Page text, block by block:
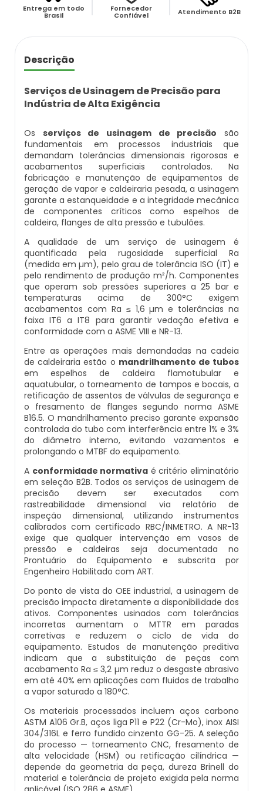
Caldeira Flamotubular Venda
Caldeira Flamotubular Vertical
Caldeira Fogotubular
Caldeira Fogotubular Horizontal
Caldeira Fogotubular Vertical
Caldeira Horizontal
Caldeira Industrial
Caldeira Industrial A Gás
Caldeira Industrial A Lenha
Caldeira Industrial Preço
Caldeira Vertical
Industrial
Caldeiraria E Montagem Industrial
Caldeiraria Industrial
Caldeiraria Pesada
Caldeiras De Recuperação De Calor Sensivel
Caldeiras E Aquecedores
Caldeiras E Vasos De Pressão
Comprar Caldeira
Controle E Automação De Caldeiras
Curso De Segurança Na Operação De
Caldeiras
Curso Operação De Caldeira
Curso Treinamento De Segurança Na
Operação De Caldeiras
Economizador Para Caldeiras
Empresa De Serviços Caldeiraria
Empresas Que Inspecionam Caldeiras
Inspeção De Caldeiras A Vapor
Inspeção De Caldeiras E Vasos De Pressão
Inspeção De Caldeiras Flamotubulares
Inspeção De Caldeiras Preço
Inspeção De Caldeiras Profissional
Habilitado
Inspeção De Integridade De Caldeiras
Inspeção De Integridade Em Caldeiras
Inspeção De Segurança Caldeira
Inspeção De Segurança De Caldeiras
Inspeção De Segurança Em Caldeiras
Inspeção De Segurança Em Caldeiras E
Vasos De Pressão
Inspeção De Segurança Em Vasos De
Pressão
Inspeção Dimensional De Caldeiraria
Inspeção Dimensional De Caldeiraria E
Tubulação
Inspeção Em Caldeiras
Inspeção Em Caldeiras Aquatubulares
Inspeção Inicial Em Caldeiras
Inspeção Nas Caldeiras
Inspeção Periodica Em Caldeiras
Manutenção E Inspeção De Caldeiras
Plano De Inspeção De Caldeiras
Roca
Empresa Que Fazem Montagem De
Empresas De Caldeiraria
Empresas De Caldeiraria E Montagem
Industrial
Empresas De Montagem De Caldeiras
Manutenção De Caldeiras
Manutenção De Caldeiras A Gásoleo
Manutenção De Caldeiras A Lenha
Manutenção De Caldeiras A Vapor
Manutenção De Caldeiras Em Sp
Manutenção De Caldeiras Industriais
Manutenção Em Caldeiras De Alta Pressão
Montagem Caldeiras
Montagem De Caldeiras
Montagem De Caldeiras A Vapor
Montagem De Caldeiras Preço
Montagem De Caldeiras A Gás
Montagem De Caldeiras A Lenha
Montagem De Caldeiras A Pellets
Montagem De Caldeiras De Aquecimento
Montagem De Caldeiras Empresa
Preço Montagem De Caldeira A Gás
Caldeira A Vapor Industrial A Venda
Caldeira A Vapor Para Cozinha Industrial
Caldeira A Vapor Para Sauna
Caldeira A Vapor Pequena
Caldeira A Vapor Preço
Caldeira A Vapor Vertical
Caldeira De Vapor
Caldeira De Vapor A Gás
Caldeira De Vapor A Venda
Caldeira De Vapor Eletrica
Caldeira Em Vapor
Caldeira Locomotiva A Vapor
Caldeira Usada A Venda
Caldeira Vapor A Lenha
Comprar Caldeira A Vapor
Comprar Caldeira De Vapor
Distribuidor De Caldeira A Vapor
Empresa De Caldeira A Vapor
Fabrica De Caldeira A Vapor
Fabricante De Caldeira A Vapor
Ferro Com Caldeira A Vapor
Fornecedor De Caldeira A Vapor
Onde Comprar Caldeira A Vapor
Peças Para Caldeira A Vapor
Caldeira A Gás Natural Preço
Caldeira A Gás Preço
Caldeira A Gás Roca
Caldeira A Gás Usada
Caldeira A Gás Vulcano
Caldeira De Aquecimento A Gás
Caldeira De Aquecimento Central A Gás
Caldeira Mural A Gás
Caldeira Mural A Gás Preço
Caldeira Mural A Gás Roca
Comprar Caldeira A Gás
Distribuidor De Caldeira A Gás
Empresa De Caldeira A Gás
Empresa De Manutenção De Caldeira A Gás
Manutenção De Caldeira A Gás
Onde Comprar Caldeira A Gás
Peças Para Caldeira A Gás
Queimador De Caldeira A Gás
Queimador Para Caldeira A Gás
Serviço De Manutenção Caldeira A Gás
Valor Caldeira A Gás
Venda Caldeira A Gás
Peças De Caldeiras
Melhor Caldeira Gás Natural
Entrega em todo
Brasil
Fornecedor
Confiável Atendimento B2B
Descrição
Serviços de Usinagem de Precisão para
Indústria de Alta Exigência
Os serviços de usinagem de precisão são
fundamentais em processos industriais que
demandam tolerâncias dimensionais rigorosas e
acabamentos superficiais controlados. Na
fabricação e manutenção de equipamentos de
geração de vapor e caldeiraria pesada, a usinagem
garante a estanqueidade e a integridade mecânica
de componentes críticos como espelhos de
caldeira, flanges de alta pressão e tubulões.
A qualidade de um serviço de usinagem é
quantificada pela rugosidade superficial Ra
(medida em µm), pelo grau de tolerância ISO (IT) e
pelo rendimento de produção m²/h. Componentes
que operam sob pressões superiores a 25 bar e
temperaturas acima de 300°C exigem
acabamentos com Ra ≤ 1,6 µm e tolerâncias na
faixa IT6 a IT8 para garantir vedação efetiva e
conformidade com a ASME VIII e NR-13.
Entre as operações mais demandadas na cadeia
de caldeiraria estão o mandrilhamento de tubos
em espelhos de caldeira flamotubular e
aquatubular, o torneamento de tampos e bocais, a
retificação de assentos de válvulas de segurança e
o fresamento de flanges segundo norma ASME
B16.5. O mandrilhamento preciso garante expansão
controlada do tubo com interferência entre 1% e 3%
do diâmetro interno, evitando vazamentos e
prolongando o MTBF do equipamento.
A conformidade normativa é critério eliminatório
em seleção B2B. Todos os serviços de usinagem de
precisão devem ser executados com
rastreabilidade dimensional via relatório de
inspeção dimensional, utilizando instrumentos
calibrados com certificado RBC/INMETRO. A NR-13
exige que qualquer intervenção em vasos de
pressão e caldeiras seja documentada no
Prontuário do Equipamento e subscrita por
Engenheiro Habilitado com ART.
Do ponto de vista do OEE industrial, a usinagem de
precisão impacta diretamente a disponibilidade dos
ativos. Componentes usinados com tolerâncias
incorretas aumentam o MTTR em paradas
corretivas e reduzem o ciclo de vida do
equipamento. Estudos de manutenção preditiva
indicam que a substituição de peças com
acabamento Ra ≤ 3,2 µm reduz o desgaste abrasivo
em até 40% em aplicações com fluidos de trabalho
a vapor saturado a 180°C.
Os materiais processados incluem aços carbono
ASTM A106 Gr.B, aços liga P11 e P22 (Cr-Mo), inox AISI
304/316L e ferro fundido cinzento GG-25. A seleção
do processo — torneamento CNC, fresamento de
alta velocidade (HSM) ou retificação cilíndrica —
depende da geometria da peça, dureza Brinell do
material e tolerância de projeto exigida pela norma